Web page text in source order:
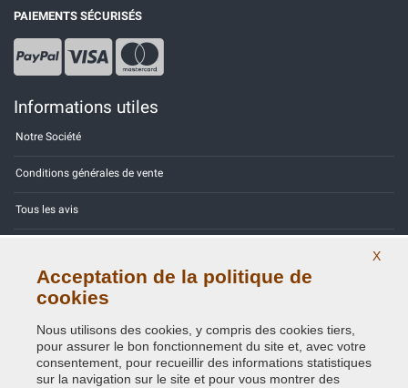
PAIEMENTS SÉCURISÉS
Informations utiles
Notre Société
Conditions générales de vente
Tous les avis
Contactez-nous
Politique de confidentialité - RGPD
X
Acceptation de la politique de
cookies
Nous utilisons des cookies, y compris des cookies tiers,
pour assurer le bon fonctionnement du site et, avec votre
consentement, pour recueillir des informations statistiques
sur la navigation sur le site et pour vous montrer des